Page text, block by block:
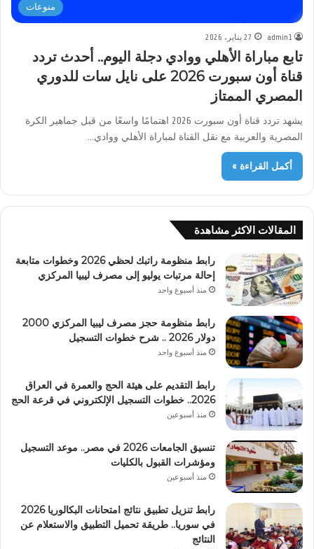
منوعات
admin1 27 يناير، 2026
تابع مباراة الأهلي ووادي دجلة اليوم.. أحدث تردد
قناة أون سبورت 2026 على نايل سات للدوري
المصري الممتاز
يشهد تردد قناة أون سبورت 2026 اهتمامًا واسعًا من قبل جماهير الكرة
المصرية والعربية مع نقل القناة لمباراة الأهلي ووادي…
أكمل القراءة »
المقالات الاكثر مشاهدة
رابط منظومة راتبك لحظي 2026 وخطوات متابعة
إحالة مرتبات يوليو إلى مصرف ليبيا المركزي
منذ أسبوع واحد
رابط منظومة حجز مصرف ليبيا المركزي 2000
دولار 2026 .. شرح خطوات التسجيل
منذ أسبوع واحد
رابط التقديم على هيئة الحج والعمرة في العراق
2026.. خطوات التسجيل الإلكتروني في قرعة الحج
منذ أسبوعين
تنسيق الجامعات 2026 في مصر.. موعد التسجيل
ومؤشرات القبول بالكليات
منذ أسبوعين
رابط تنزيل تطبيق نتائج امتحانات البكالوريا 2026
في سوريا.. طريقة تحميل التطبيق والاستعلام عن
النتائج